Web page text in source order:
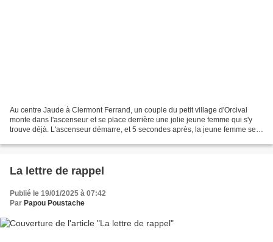
Au centre Jaude à Clermont Ferrand, un couple du petit village d'Orcival
monte dans l'ascenseur et se place derrière une jolie jeune femme qui s'y
trouve déjà. L'ascenseur démarre, et 5 secondes après, la jeune femme se
La lettre de rappel
Publié le 19/01/2025 à 07:42
Par Papou Poustache